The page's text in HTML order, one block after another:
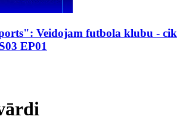
Veidojam futbola klubu - cik
EP01